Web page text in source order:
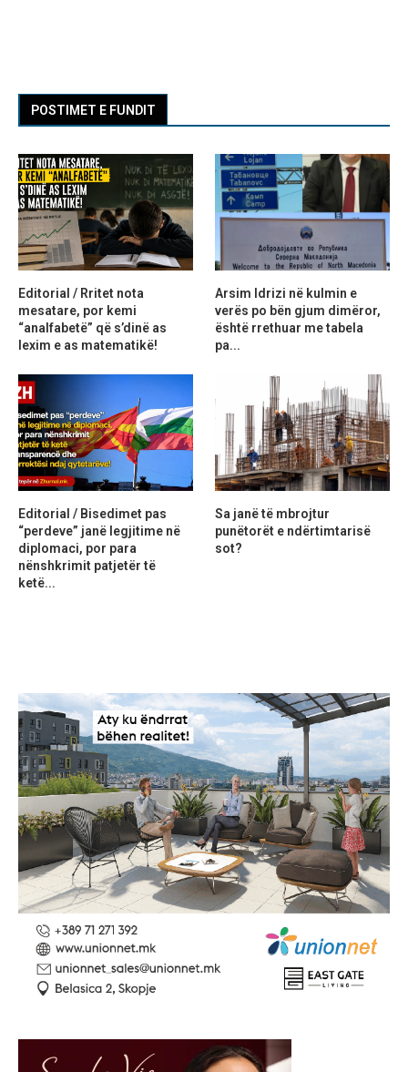
POSTIMET E FUNDIT
Editorial / Rritet nota
mesatare, por kemi
“analfabetë” që s’dinë as
lexim e as matematikë!
Arsim Idrizi në kulmin e
verës po bën gjum dimëror,
është rrethuar me tabela
pa...
Editorial / Bisedimet pas
“perdeve” janë legjitime në
diplomaci, por para
nënshkrimit patjetër të
ketë...
Sa janë të mbrojtur
punëtorët e ndërtimtarisë
sot?